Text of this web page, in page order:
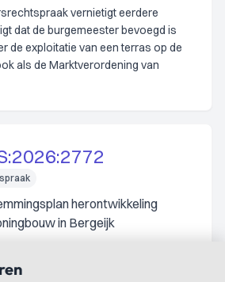
vernietigt eerdere
dat de burgemeester bevoegd is
de exploitatie van een terras op de
als de Marktverordening van
herontwikkeling
in Bergeijk
het bestemmingsplan